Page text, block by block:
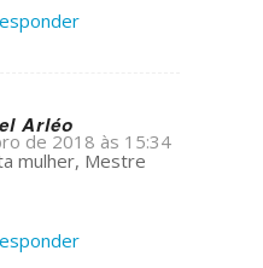
Arléo
de 2018 às 15:34
mulher, Mestre